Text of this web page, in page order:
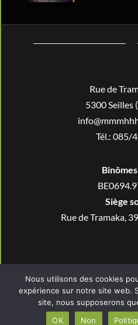
Rue de
5300 Seilles
Tél.: 085/
Siège
Rue de Tramaka,
Mmmhhh© 2022
Nous utilisons des cookies
expérience sur notre site web.
site, nous supposerons
OK
Non